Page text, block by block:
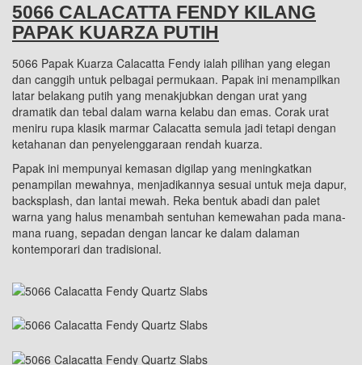
5066 CALACATTA FENDY KILANG
PAPAK KUARZA PUTIH
5066 Papak Kuarza Calacatta Fendy ialah pilihan yang elegan
dan canggih untuk pelbagai permukaan. Papak ini menampilkan
latar belakang putih yang menakjubkan dengan urat yang
dramatik dan tebal dalam warna kelabu dan emas. Corak urat
meniru rupa klasik marmar Calacatta semula jadi tetapi dengan
ketahanan dan penyelenggaraan rendah kuarza.
Papak ini mempunyai kemasan digilap yang meningkatkan
penampilan mewahnya, menjadikannya sesuai untuk meja dapur,
backsplash, dan lantai mewah. Reka bentuk abadi dan palet
warna yang halus menambah sentuhan kemewahan pada mana-
mana ruang, sepadan dengan lancar ke dalam dalaman
kontemporari dan tradisional.